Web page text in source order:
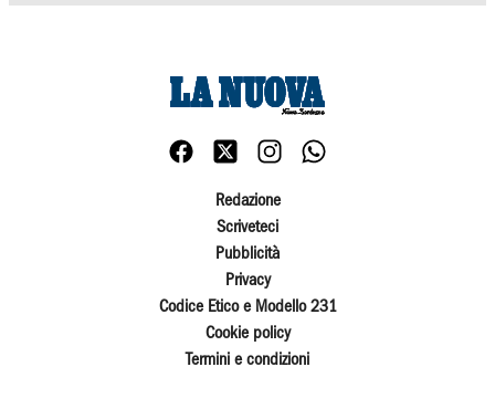
Redazione
Scriveteci
Pubblicità
Privacy
Codice Etico e Modello 231
Cookie policy
Termini e condizioni